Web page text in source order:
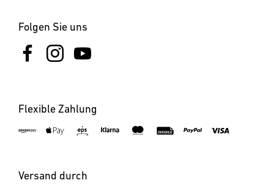
Folgen Sie uns
Flexible Zahlung
Versand durch